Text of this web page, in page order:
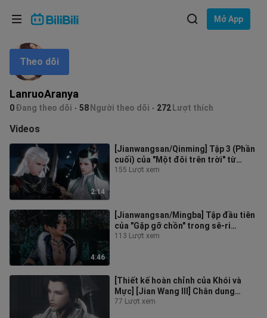
Mở App
LanruoAranya
0Đang theo dõi 58 Người theo dõi 272 Lượt thích
Theo dõi
Videos
2:14
[Jianwangsan/Qinming] Tập 3 (Phần
cuối) của "Một đôi trên trời" từ
"Những con đường khác nhau đến
155 Lượt xem
4:46
[Jianwangsan/Mingba] Tập đầu tiên
của "Gặp gỡ chồn" trong sê-ri
"Những con đường khác nhau đến
113 Lượt xem
[Thiết kế hoàn chỉnh của Khói và
Mực] [Jian Wang III] Chân dung
nhóm nhỏ của sê-ri "Những con
77 Lượt xem
Ngôn ngữ: Tiếng Việt
Lựa chọn ngôn ngữ
English
ภาษาไทย
Tiếng Việt
Bahasa Melayu